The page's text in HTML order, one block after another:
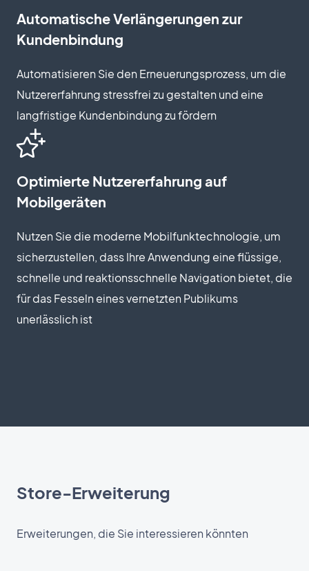
Automatische Verlängerungen zur
Kundenbindung
Automatisieren Sie den Erneuerungsprozess, um die
Nutzererfahrung stressfrei zu gestalten und eine
langfristige Kundenbindung zu fördern
Optimierte Nutzererfahrung auf
Mobilgeräten
Nutzen Sie die moderne Mobilfunktechnologie, um
sicherzustellen, dass Ihre Anwendung eine flüssige,
schnelle und reaktionsschnelle Navigation bietet, die
für das Fesseln eines vernetzten Publikums
unerlässlich ist
Store-Erweiterung
Erweiterungen, die Sie interessieren könnten